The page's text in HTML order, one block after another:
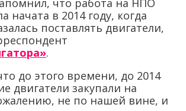
что работа на НПО
начата в 2014 году, когда
поставлять двигатели,
.
до этого времени, до 2014
двигатели закупали на
не по нашей вине, и